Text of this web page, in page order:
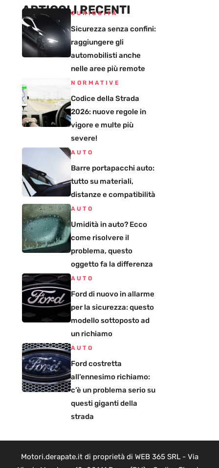
ARTICOLI RECENTI
CURIOSITÀ
Sicurezza senza confini:
raggiungere gli
automobilisti anche
nelle aree più remote
NORMATIVE
Codice della Strada
2026: nuove regole in
vigore e multe più
severe!
AUTO
Barre portapacchi auto:
tutto su materiali,
distanze e compatibilità
AUTO
Umidità in auto? Ecco
come risolvere il
problema, questo
oggetto fa la differenza
AUTO
Ford di nuovo in allarme
per la sicurezza: questo
modello sottoposto ad
un richiamo
AUTO
Ford costretta
all’ennesimo richiamo:
c’è un problema serio su
questi giganti della
strada
Motori.derapate.it di proprietà di WEB 365 SRL - Via